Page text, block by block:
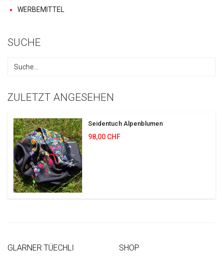
WERBEMITTEL
SUCHE
ZULETZT ANGESEHEN
Seidentuch Alpenblumen
98,00 CHF
GLARNER TÜECHLI SHOP